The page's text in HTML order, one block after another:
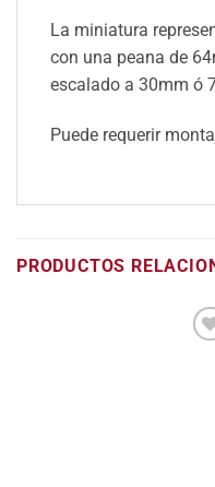
La miniatura
con una peana de
escalado a 30mm ó
Puede requerir
PRODUCTOS